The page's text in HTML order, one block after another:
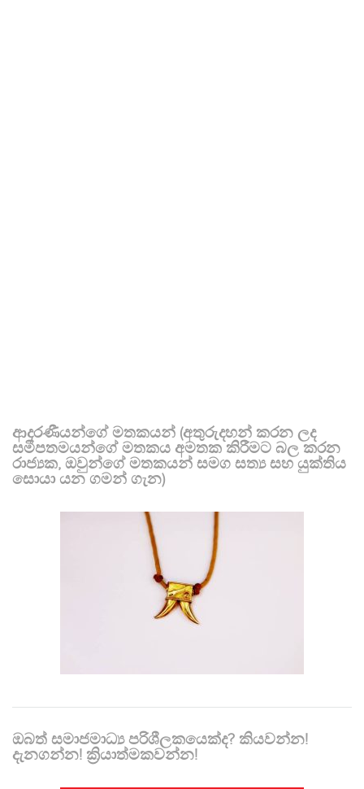
ආදරණීයන්ගේ මතකයන් (අතුරුදහන් කරන ලද
සමීපතමයන්ගේ මතකය අමතක කිරීමට බල කරන
රාජ්‍යක, ඔවුන්ගේ මතකයන් සමග සත්‍ය සහ යුක්තිය
සොයා යන ගමන් ගැන)
ඔබත් සමාජමාධ්‍ය පරිශීලකයෙක්ද? කියවන්න!
දැනගන්න! ක්‍රියාත්මකවන්න!